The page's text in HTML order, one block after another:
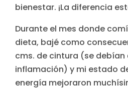
bienestar. ¡La diferencia
Durante el mes donde
dieta, bajé como
cms. de cintura (se
inflamación) y mi estado
energía mejoraron